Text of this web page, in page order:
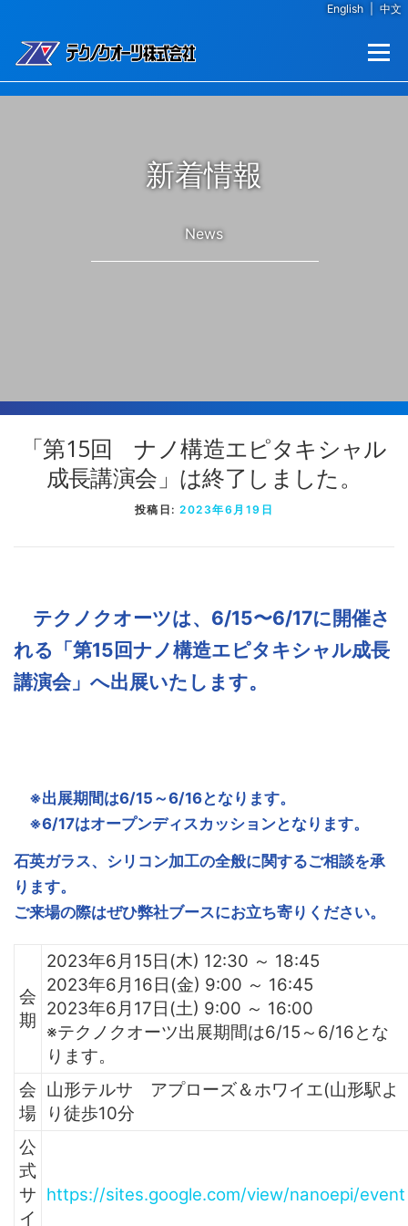
English
中文
メニュー
新着情報
News
「第15回 ナノ構造エピタキシャル
成長講演会」は終了しました。
投稿日:2023年6月19日
テクノクオーツは、6/15〜6/17に開催さ
れる「第15回ナノ構造エピタキシャル成長
講演会」へ出展いたします。
※出展期間は6/15～6/16となります。
※6/17はオープンディスカッションとなります。
石英ガラス、シリコン加工の全般に関するご相談を承
ります。
ご来場の際はぜひ弊社ブースにお立ち寄りください。
会
期
2023年6月15日(木) 12:30 ～ 18:45
2023年6月16日(金) 9:00 ～ 16:45
2023年6月17日(土) 9:00 ～ 16:00
※テクノクオーツ出展期間は6/15～6/16とな
ります。
会
場
山形テルサ アプローズ＆ホワイエ(山形駅よ
り徒歩10分
公
式
サ
イ
https://sites.google.com/view/nanoepi/event